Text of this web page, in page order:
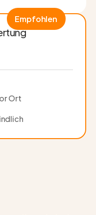
Ort
Empfohlen